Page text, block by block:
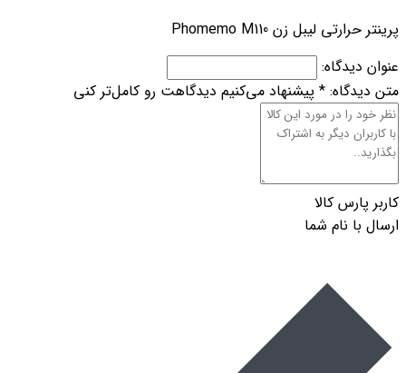
پرینتر حرارتی لیبل زن Phomemo M110
عنوان دیدگاه:
متن دیدگاه: * پیشنهاد می‌کنیم دیدگاهت رو کامل‌تر کنی
کاربر پارس کالا
ارسال با نام شما